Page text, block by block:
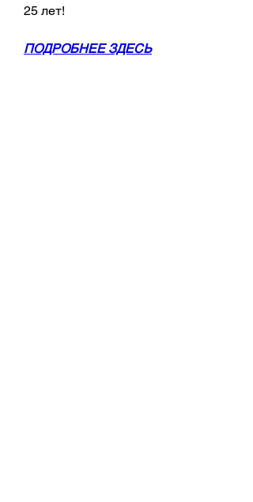
25 лет!
ПОДРОБНЕЕ ЗДЕСЬ